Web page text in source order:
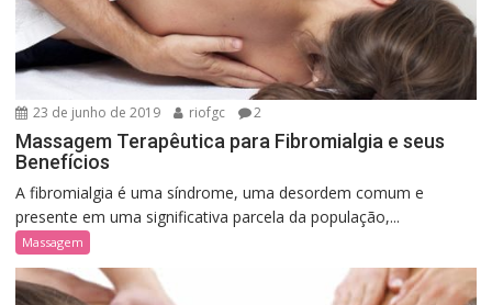
23 de junho de 2019 riofgc 2
Massagem Terapêutica para Fibromialgia e seus
Benefícios
A fibromialgia é uma síndrome, uma desordem comum e
presente em uma significativa parcela da população,...
Massagem